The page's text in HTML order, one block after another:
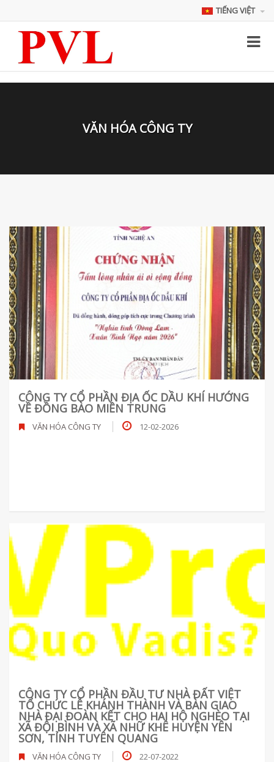
TIẾNG VIỆT
VĂN HÓA CÔNG TY
CÔNG TY CỔ PHẦN ĐỊA ỐC DẦU KHÍ HƯỚNG
VỀ ĐỒNG BÀO MIỀN TRUNG
VĂN HÓA CÔNG TY 12-02-2026
CÔNG TY CỔ PHẦN ĐẦU TƯ NHÀ ĐẤT VIỆT
TỔ CHỨC LỄ KHÁNH THÀNH VÀ BÀN GIAO
NHÀ ĐẠI ĐOÀN KẾT CHO HAI HỘ NGHÈO TẠI
XÃ ĐỘI BÌNH VÀ XÃ NHỮ KHÊ HUYỆN YÊN
SƠN, TỈNH TUYÊN QUANG
VĂN HÓA CÔNG TY 22-07-2022